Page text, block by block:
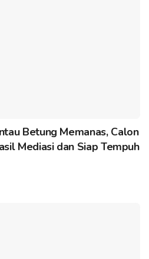
Betung Memanas, Calon
Mediasi dan Siap Tempuh